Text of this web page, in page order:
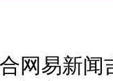
网易新闻